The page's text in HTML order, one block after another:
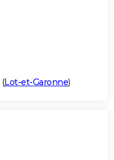
(Lot-et-Garonne)